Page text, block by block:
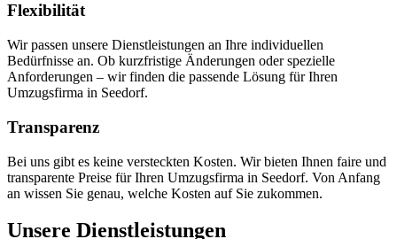
Flexibilität
Wir passen unsere Dienstleistungen an Ihre individuellen
Bedürfnisse an. Ob kurzfristige Änderungen oder spezielle
Anforderungen – wir finden die passende Lösung für Ihren
Umzugsfirma in Seedorf.
Transparenz
Bei uns gibt es keine versteckten Kosten. Wir bieten Ihnen faire und
transparente Preise für Ihren Umzugsfirma in Seedorf. Von Anfang
an wissen Sie genau, welche Kosten auf Sie zukommen.
Unsere Dienstleistungen